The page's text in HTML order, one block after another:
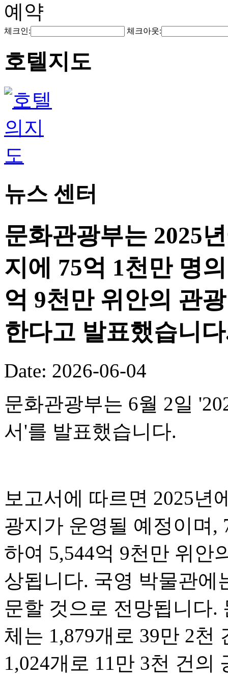
예약
체크인: 체크아웃:
호텔지도
뉴스 센터
문화관광부는 2025
지에 75억 1천만 명
억 9천만 위안의 관
한다고 발표했습니
Date: 2026-06-04
문화관광부는 6월 2일
서'를 발표했습니다.
보고서에 따르면 2025년
광지가 운영될 예정이며,
하여 5,544억 9천만 위안
상됩니다. 국영 박물관에
문할 것으로 전망됩니다.
체는 1,879개로 39만 2천
1,024개로 11만 3천 건